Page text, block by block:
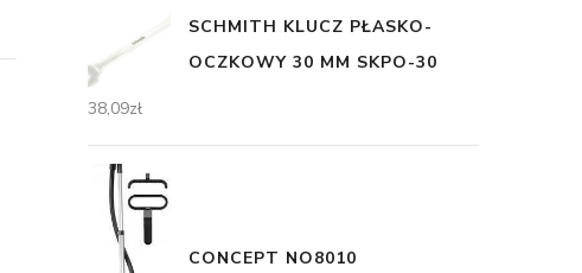
SCHMITH KLUCZ PŁASKO-
OCZKOWY 30 MM SKPO-30
38,09zł
CONCEPT NO8010